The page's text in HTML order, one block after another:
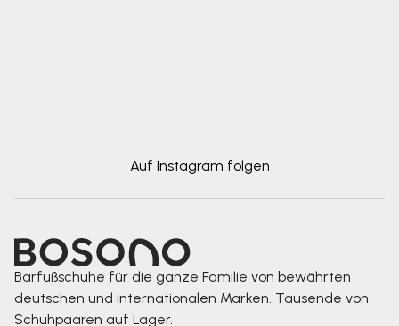
Auf Instagram folgen
Barfußschuhe für die ganze Familie von bewährten
deutschen und internationalen Marken. Tausende von
Schuhpaaren auf Lager.